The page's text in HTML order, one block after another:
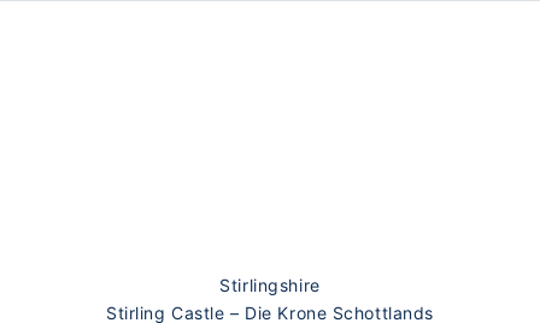
Stirlingshire
Stirling Castle – Die Krone Schottlands